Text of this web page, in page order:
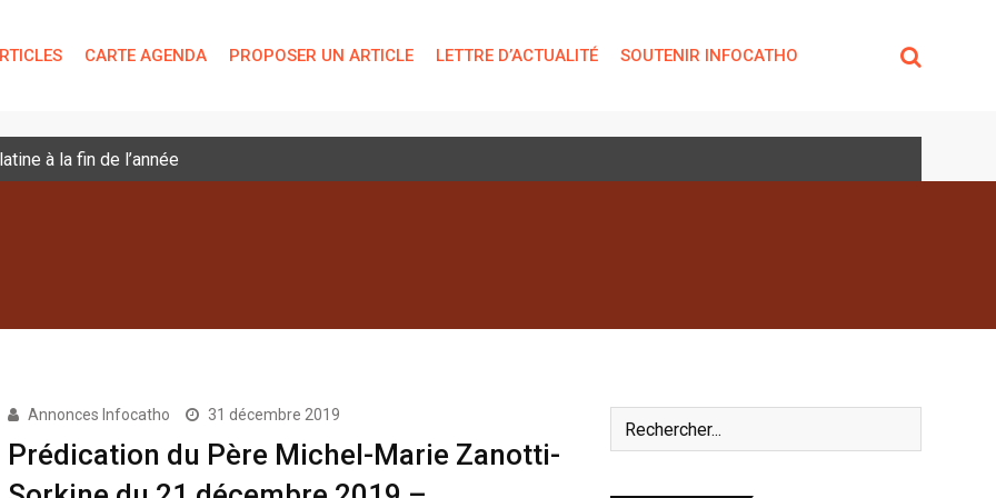
CARTE AGENDA PROPOSER UN ARTICLE LETTRE D’ACTUALITÉ SOUTENIR INFOCATHO
à la fin de l’année
Annonces Infocatho 31 décembre 2019
Prédication du Père Michel-Marie Zanotti-